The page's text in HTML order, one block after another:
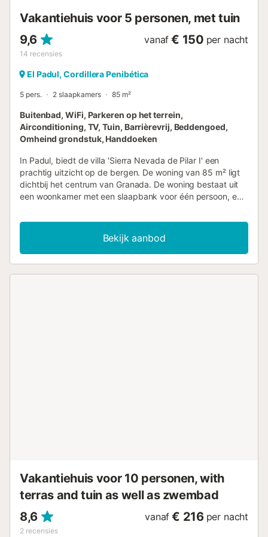
woning heeft trapvrije toegang en interieur. Deze woning
Vakantiehuis voor 5 personen, met tuin
9,6
14 recensies
vanaf € 150 per nacht
El Padul, Cordillera Penibética
5 pers. 2 slaapkamers 85 m²
Buitenbad, WiFi, Parkeren op het terrein,
Airconditioning, TV, Tuin, Barrièrevrij, Beddengoed,
Omheind grondstuk, Handdoeken
In Padul, biedt de villa 'Sierra Nevada de Pilar I' een
prachtig uitzicht op de bergen. De woning van 85 m² ligt
dichtbij het centrum van Granada. De woning bestaat uit
een woonkamer met een slaapbank voor één persoon, een
slaapkamers en 1 badkamer. Hiermee is het geschikt voor
5 personen. Extra voorzieningen zijn high-speed Wi-Fi,
airconditioning, verwarming, een wasmachine, een droger,
een smart-tv met streamingdiensten en een dvd-speler.
Bekijk aanbod
Vakantiehuis voor 10 personen, with
terras and tuin as well as zwembad
8,6
2 recensies
vanaf € 216 per nacht